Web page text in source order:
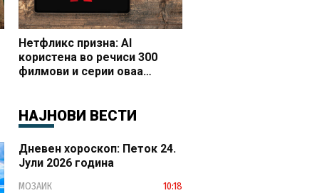
Нетфликс призна: AI
користена во речиси 300
филмови и серии оваа
НАЈНОВИ ВЕСТИ
Дневен хороскоп: Петок 24.
Јули 2026 година
МОЗАИК 10:18